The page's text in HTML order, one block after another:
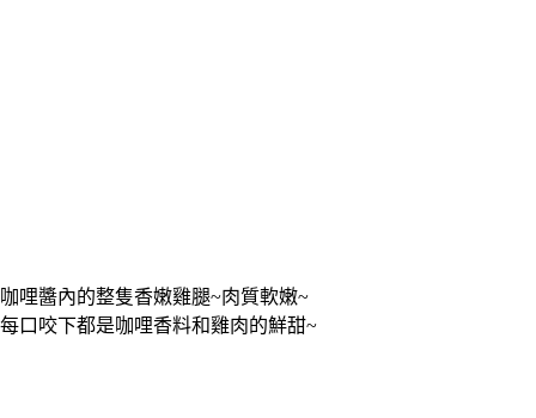
咖哩醬內的整隻香嫩雞腿~肉質軟嫩~
每口咬下都是咖哩香料和雞肉的鮮甜~